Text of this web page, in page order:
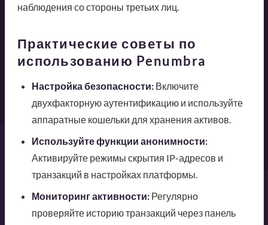
наблюдения со стороны третьих лиц.
Практические советы по
использованию Penumbra
Настройка безопасности:Включите
двухфакторную аутентификацию и используйте
аппаратные кошельки для хранения активов.
Используйте функции анонимности:
Активируйте режимы скрытия IP-адресов и
транзакций в настройках платформы.
Мониторинг активности:Регулярно
проверяйте историю транзакций через панель